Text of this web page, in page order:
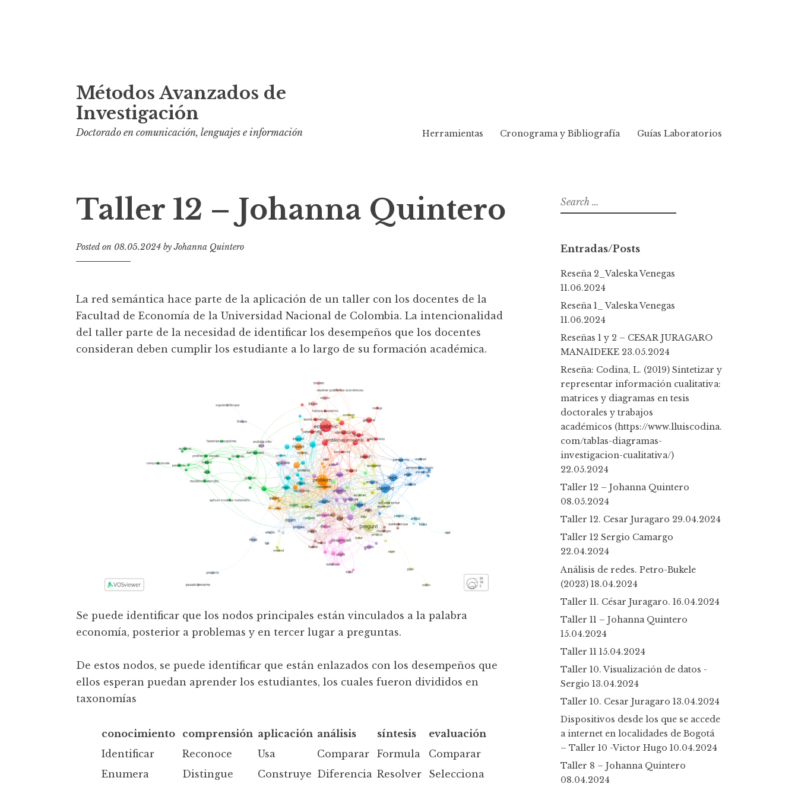
k
i
n
e
Métodos Avanzados de
Investigación
Doctorado en comunicación, lenguajes e información Herramientas Cronograma y Bibliografía Guías Laboratorios
Taller 12 – Johanna Quintero
Posted on 08.05.2024 byJohanna Quintero
La red semántica hace parte de la aplicación de un taller con los docentes de la
Facultad de Economía de la Universidad Nacional de Colombia. La intencionalidad
del taller parte de la necesidad de identificar los desempeños que los docentes
consideran deben cumplir los estudiante a lo largo de su formación académica.
Se puede identificar que los nodos principales están vinculados a la palabra
economía, posterior a problemas y en tercer lugar a preguntas.
De estos nodos, se puede identificar que están enlazados con los desempeños que
ellos esperan puedan aprender los estudiantes, los cuales fueron divididos en
taxonomías
conocimiento comprensión aplicación análisis síntesis
evaluación
Identificar
Reconoce Usa Comparar Formula
Comparar
Enumera
Distingue Construye Diferencia Resolver
Selecciona
S
e
c
h
f
Entradas/Posts
Reseña 2_Valeska Venegas
11.06.2024
Reseña 1_ Valeska Venegas
11.06.2024
Reseñas 1 y 2 – CESAR JURAGARO
MANAIDEKE 23.05.2024
Reseña: Codina, L. (2019) Sintetizar y
representar información cualitativa:
matrices y diagramas en tesis
doctorales y trabajos
académicos (https://www.lluiscodina.
com/tablas-diagramas-
investigacion-cualitativa/)
22.05.2024
Taller 12 – Johanna Quintero
08.05.2024
Taller 12. Cesar Juragaro 29.04.2024
Taller 12 Sergio Camargo
22.04.2024
Análisis de redes. Petro-Bukele
(2023) 18.04.2024
Taller 11. César Juragaro. 16.04.2024
Taller 11 – Johanna Quintero
15.04.2024
Taller 11 15.04.2024
Taller 10. Visualización de datos -
Sergio 13.04.2024
Taller 10. Cesar Juragaro 13.04.2024
Dispositivos desde los que se accede
a internet en localidades de Bogotá
– Taller 10 -Victor Hugo 10.04.2024
Taller 8 – Johanna Quintero
08.04.2024